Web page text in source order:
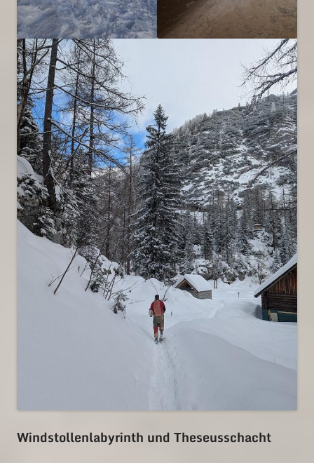
Windstollenlabyrinth und Theseusschacht